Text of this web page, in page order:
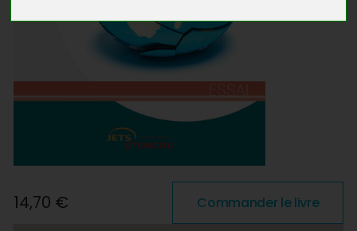
14,70 € Commander le livre